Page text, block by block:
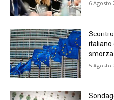
6 Agosto
italiano
smorza
5 Agosto